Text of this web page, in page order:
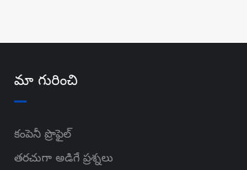
మా గురించి
కంపెనీ ప్రొఫైల్
తరచుగా అడిగే ప్రశ్నలు